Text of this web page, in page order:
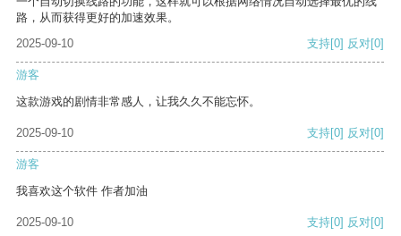
路，从而获得更好的加速效果。
2025-09-10
支持[0] 反对[0]
游客
这款游戏的剧情非常感人，让我久久不能忘怀。
2025-09-10 支持[0] 反对[0]
游客
我喜欢这个软件 作者加油
2025-09-10 支持[0] 反对[0]